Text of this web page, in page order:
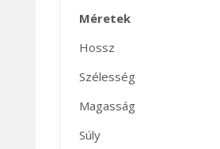
Méretek
Hossz
Szélesség
Magasság
Súly